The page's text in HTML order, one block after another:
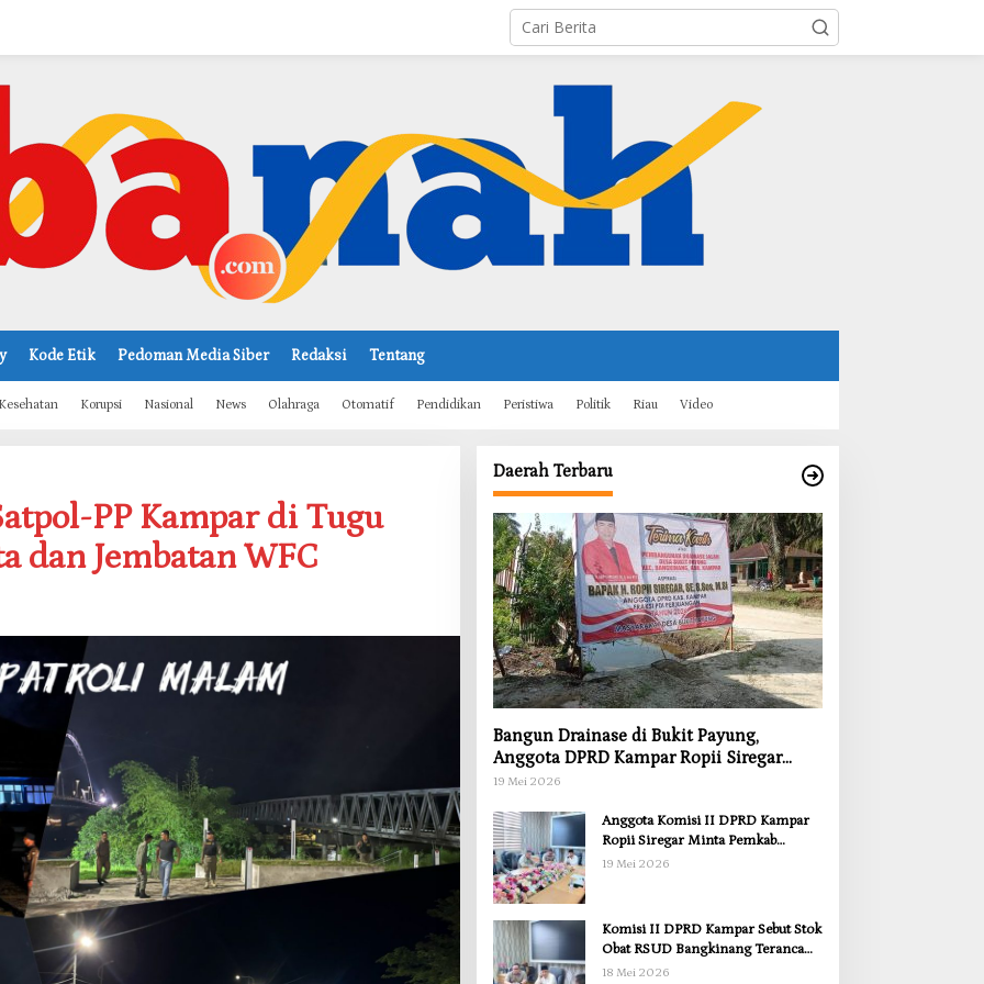
Kode Etik Pedoman Media Siber Redaksi Tentang
Kesehatan Korupsi Nasional News Olahraga Otomatif Pendidikan Peristiwa Politik Riau Video
PP Kampar di Tugu
dan Jembatan WFC
Daerah Terbaru
Bangun Drainase di Bukit Payung,
Anggota DPRD Kampar Ropii Siregar
Dorong Infrastruktur yang Menyentuh
19 Mei 2026
Anggota Komisi II DPRD Kampar
Ropii Siregar Minta Pemkab
Bergerak Cepat Atasi Ancaman
19 Mei 2026
Komisi II DPRD Kampar Sebut Stok
Obat RSUD Bangkinang Terancam
Habis Juli 2026
18 Mei 2026